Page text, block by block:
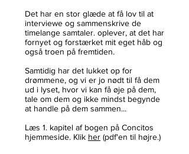
Det har en stor glæde at få lov til at
interviewe og sammenskrive de
timelange samtaler. oplever, at det har
fornyet og forstærket mit eget håb og
også troen på fremtiden.
Samtidig har det lukket op for
drømmene, og vi er jo nødt til få dem
ud i lyset, hvor vi kan få øje på dem,
tale om dem og ikke mindst begynde
at handle på dem sammen...
Læs 1. kapitel af bogen på Concitos
hjemmeside. Klik her (pdf'en til højre.)